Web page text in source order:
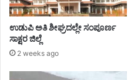
ಉಡುಪಿ ಅತಿ ಶೀಘ್ರದಲ್ಲೇ ಸಂಪೂರ್ಣ
ಸಾಕ್ಷರ ಜಿಲ್ಲೆ
2 weeks ago